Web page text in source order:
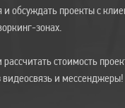
и обсуждать проекты с
зонах.
рассчитать стоимость
видеосвязь и мессенджеры!